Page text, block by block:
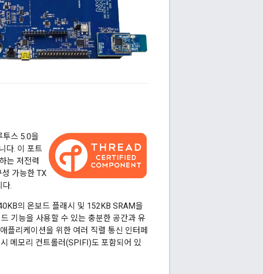
스 5.0을
다. 이 포트
는 저전력
가능한 TX
.
의 온보드 플래시 및 152KB SRAM을
기능을 사용할 수 있는 충분한 공간과 유
플리케이션을 위한 여러 직렬 통신 인터페
메모리 컨트롤러(SPIFI)도 포함되어 있